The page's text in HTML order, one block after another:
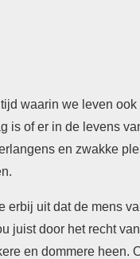
waarin we leven
is of er in de levens
en zwakke
uit dat de mens
juist door het recht
en dommere heen.